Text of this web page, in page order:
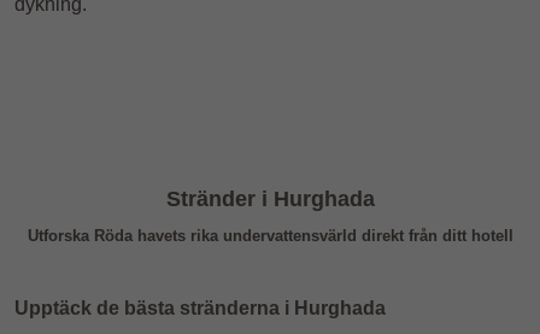
dykning.
Stränder i Hurghada
Utforska Röda havets rika undervattensvärld direkt från ditt hotell
Upptäck de bästa stränderna i Hurghada